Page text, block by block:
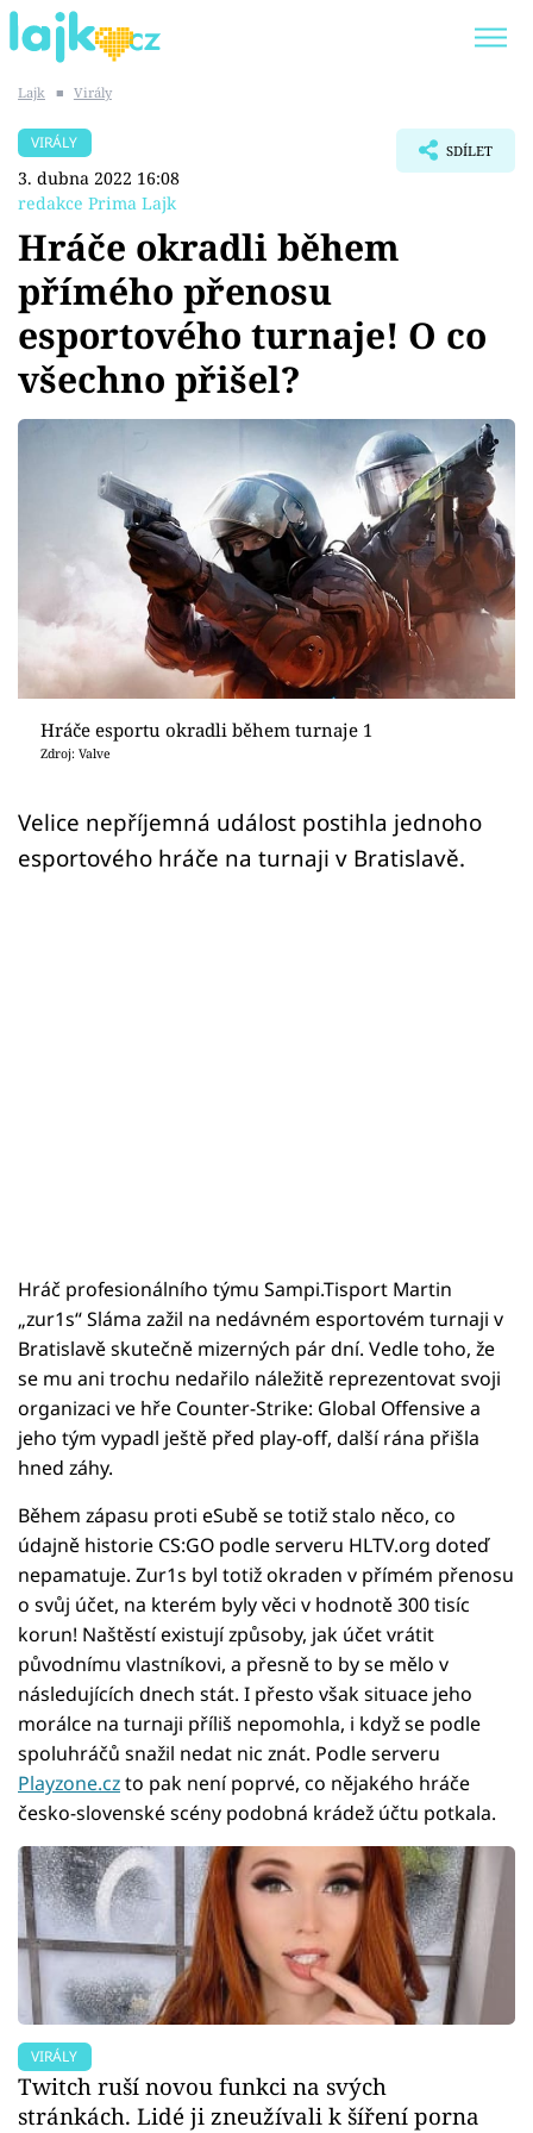
SHOPAHOLICADEL
Témata
Showbyznys
Youtubeři
Virály
Sex a vztahy
Sledujte prima+
Přihlášení
Sledujte nás
Lajk ■ Virály
VIRÁLY
3. dubna 2022 16:08
redakce Prima Lajk
SDÍLET
Hráče okradli během
přímého přenosu
esportového turnaje! O co
všechno přišel?
Hráče esportu okradli během turnaje 1
Zdroj: Valve
Velice nepříjemná událost postihla jednoho
esportového hráče na turnaji v Bratislavě.
Hráč profesionálního týmu Sampi.Tisport Martin
„zur1s“ Sláma zažil na nedávném esportovém turnaji v
Bratislavě skutečně mizerných pár dní. Vedle toho, že
se mu ani trochu nedařilo náležitě reprezentovat svoji
organizaci ve hře Counter-Strike: Global Offensive a
jeho tým vypadl ještě před play-off, další rána přišla
hned záhy.
Během zápasu proti eSubě se totiž stalo něco, co
údajně historie CS:GO podle serveru HLTV.org doteď
nepamatuje. Zur1s byl totiž okraden v přímém přenosu
o svůj účet, na kterém byly věci v hodnotě 300 tisíc
korun! Naštěstí existují způsoby, jak účet vrátit
původnímu vlastníkovi, a přesně to by se mělo v
následujících dnech stát. I přesto však situace jeho
morálce na turnaji příliš nepomohla, i když se podle
spoluhráčů snažil nedat nic znát. Podle serveru
Playzone.czto pak není poprvé, co nějakého hráče
česko-slovenské scény podobná krádež účtu potkala.
VIRÁLY
Twitch ruší novou funkci na svých
stránkách. Lidé ji zneužívali k šíření porna